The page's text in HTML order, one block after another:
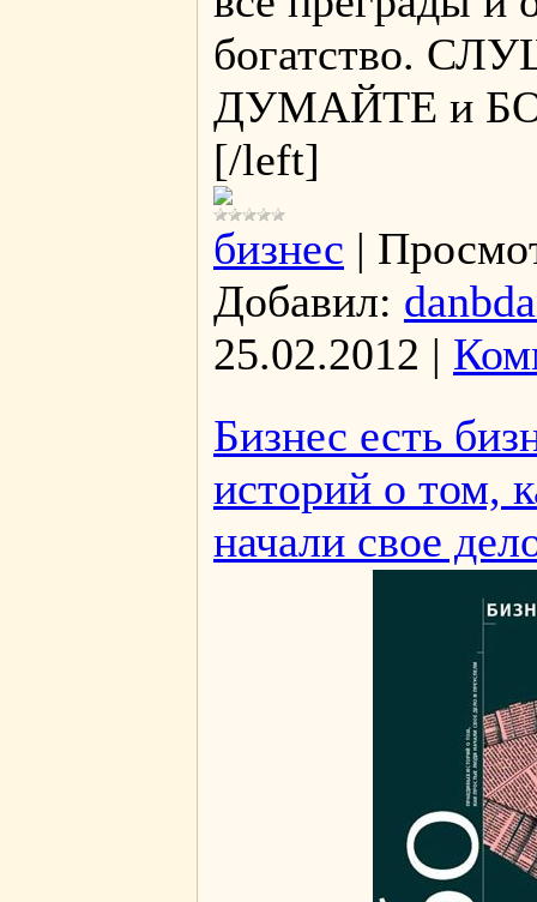
богатство.
ДУМАЙТЕ и
[/left]
бизнес |
Добавил:
25.02.2012 |
Бизнес есть
историй о том,
начали свое